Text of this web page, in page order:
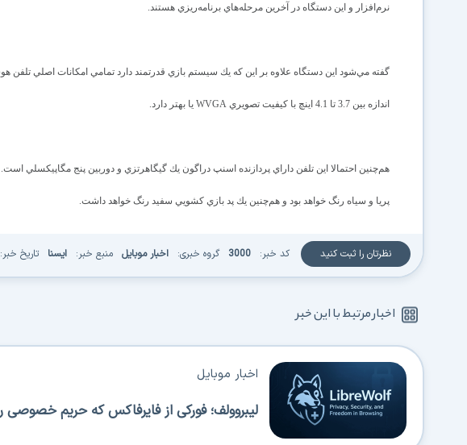
نرم‌افزار و اين دستگاه در آخرين مرحله‌هاي برنامه‌ريزي هستند.
گفته مي‌شود اين دستگاه علاوه بر اين كه يك سيستم بازي قدرتمند دارد تمامي امكانات اصلي تلفن
اندازه بين 3.7 تا 4.1 اينچ با كيفيت تصويري WVGA يا بهتر دارد.
هم‌چنين احتمالا اين تلفن داراي پردازنده اسنپ دراگون يك گيگاهرتزي و دوربين پنج مگاپيكسلي
پريا و سياه رنگ خواهد بود و هم‌چنين يك پد بازي كشويي سفيد رنگ خواهد داشت.
نظرتان را ثبت کنید کد خبر: 3000 گروه خبری: اخبار موبایل منبع خبر: ایسنا تاریخ خبر:
اخبار مرتبط با این خبر
لیبروولف؛ فورکی از فایرفاکس که حریم
اخبار موبایل